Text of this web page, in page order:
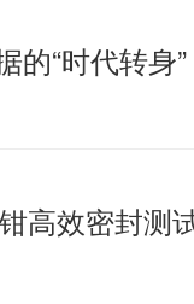
“时代转身”
高效密封测